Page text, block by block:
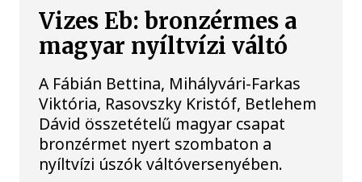
Vizes Eb: bronzérmes a
magyar nyíltvízi váltó
A Fábián Bettina, Mihályvári-Farkas
Viktória, Rasovszky Kristóf, Betlehem
Dávid összetételű magyar csapat
bronzérmet nyert szombaton a
nyíltvízi úszók váltóversenyében.